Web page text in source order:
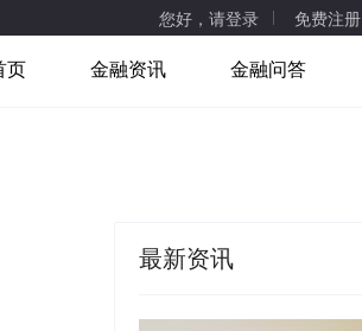
您好，请登录 免费注册
页 金融资讯 金融问答
最新资讯